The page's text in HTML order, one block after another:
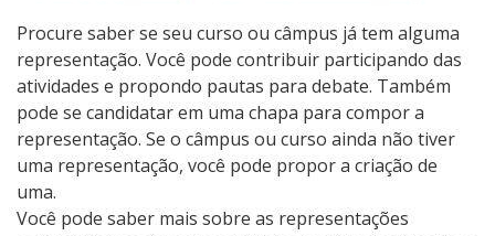
Procure saber se seu curso ou câmpus já tem alguma
representação. Você pode contribuir participando das
atividades e propondo pautas para debate. Também
pode se candidatar em uma chapa para compor a
representação. Se o câmpus ou curso ainda não tiver
uma representação, você pode propor a criação de
uma.
Você pode saber mais sobre as representações